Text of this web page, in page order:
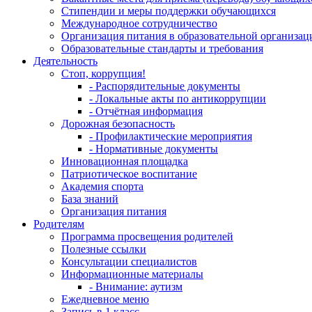
Стипендии и меры поддержки обучающихся
Международное сотрудничество
Организация питания в образовательной
Образовательные стандарты и требования
Деятельность
Стоп, коррупция!
- Распорядительные документы
- Локальные акты по антикоррупции
- Отчётная информация
Дорожная безопасность
- Профилактические мероприятия
- Нормативные документы
Инновационная площадка
Патриотическое воспитание
Академия спорта
База знаний
Организация питания
Родителям
Программа просвещения родителей
Полезные ссылки
Консультации специалистов
Информационные материалы
- Внимание: аутизм
Ежедневное меню